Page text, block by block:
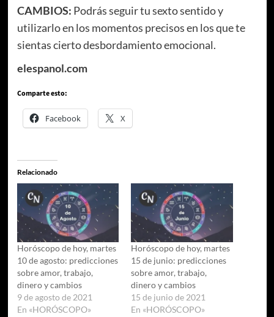
CAMBIOS: Podrás seguir tu sexto sentido y
utilizarlo en los momentos precisos en los que te
sientas cierto desbordamiento emocional.
elespanol.com
Comparte esto:
Facebook X
Relacionado
Horóscopo de hoy, martes
10 de agosto: predicciones
sobre amor, trabajo,
dinero y cambios
9 de agosto de 2021
En «HORÓSCOPO»
Horóscopo de hoy, martes
15 de junio: predicciones
sobre amor, trabajo,
dinero y cambios
15 de junio de 2021
En «HORÓSCOPO»